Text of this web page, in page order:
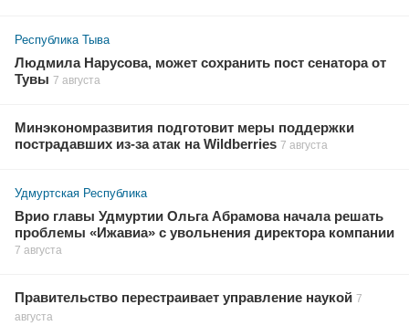
Республика Тыва
Людмила Нарусова, может сохранить пост сенатора от
Тувы 7 августа
Минэкономразвития подготовит меры поддержки
пострадавших из-за атак на Wildberries 7 августа
Удмуртская Республика
Врио главы Удмуртии Ольга Абрамова начала решать
проблемы «Ижавиа» с увольнения директора компании
7 августа
Правительство перестраивает управление наукой 7
августа